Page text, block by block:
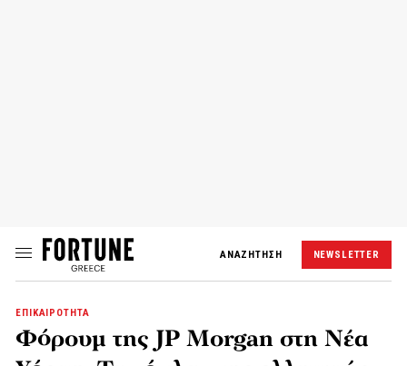
ΑΝΑΖΗΤΗΣΗ NEWSLETTER
ΕΠΙΚΑΙΡΟΤΗΤΑ
Φόρουμ της JP Morgan στη Νέα